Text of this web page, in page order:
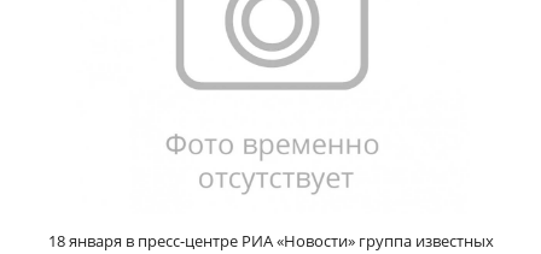
18 января в пресс-центре РИА «Новости» группа известных